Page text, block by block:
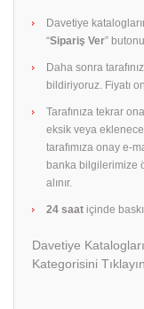
Davetiye
“Sipariş Ver”
Daha sonra
bildiriyoruz. Fiyatı
Tarafınıza tekrar
eksik veya
tarafımıza onay e-
banka bilgilerimize
alınır.
24 saat içinde
Davetiye
Kategorisini